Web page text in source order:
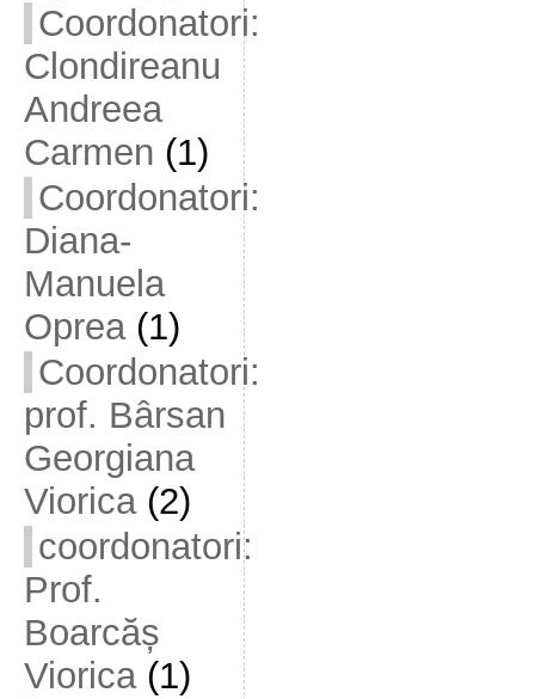
Coordonatori:
Clondireanu
Andreea
Carmen (1)
Coordonatori:
Diana-
Manuela
Oprea(1)
Coordonatori:
prof. Bârsan
Georgiana
Viorica(2)
coordonatori:
Prof.
Boarcăș
Viorica(1)